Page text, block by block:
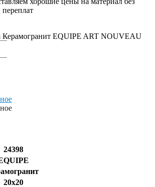
Керамогранит EQUIPE ART NOUVEAU
24398
20x20